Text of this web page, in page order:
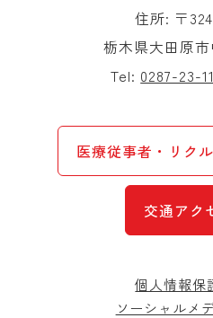
住所: 〒
栃木県大田原
Tel: 0287-23-
医療従事者・リク
交通アク
個人情報保
ソーシャルメ